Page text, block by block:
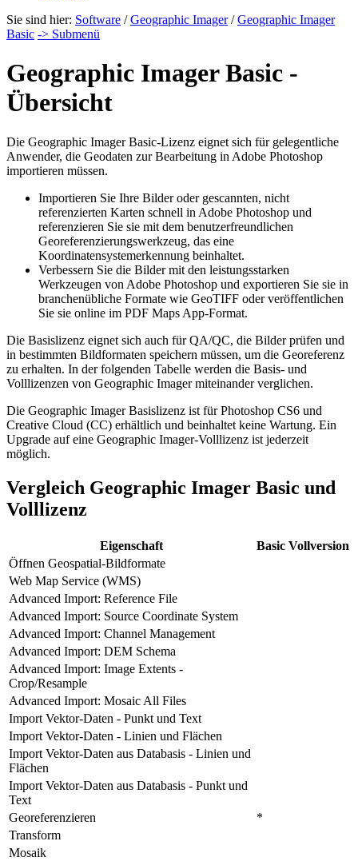
Sie sind hier: Software /Geographic Imager/Geographic Imager
Basic -> Submenü
Geographic Imager Basic -
Übersicht
Die Geographic Imager Basic-Lizenz eignet sich für gelegentliche
Anwender, die Geodaten zur Bearbeitung in Adobe Photoshop
importieren müssen.
Importieren Sie Ihre Bilder oder gescannten, nicht
referenzierten Karten schnell in Adobe Photoshop und
referenzieren Sie sie mit dem benutzerfreundlichen
Georeferenzierungswerkzeug, das eine
Koordinatensystemerkennung beinhaltet.
Verbessern Sie die Bilder mit den leistungsstarken
Werkzeugen von Adobe Photoshop und exportieren Sie sie in
branchenübliche Formate wie GeoTIFF oder veröffentlichen
Sie sie online im PDF Maps App-Format.
Die Basislizenz eignet sich auch für QA/QC, die Bilder prüfen und
in bestimmten Bildformaten speichern müssen, um die Georeferenz
zu erhalten. In der folgenden Tabelle werden die Basis- und
Volllizenzen von Geographic Imager miteinander verglichen.
Die Geographic Imager Basislizenz ist für Photoshop CS6 und
Creative Cloud (CC) erhältlich und beinhaltet keine Wartung. Ein
Upgrade auf eine Geographic Imager-Volllizenz ist jederzeit
möglich.
Vergleich Geographic Imager Basic und
Volllizenz
Eigenschaft Basic Vollversion
Öffnen Geospatial-Bildformate
Web Map Service (WMS)
Advanced Import: Reference File
Advanced Import: Source Coordinate System
Advanced Import: Channel Management
Advanced Import: DEM Schema
Advanced Import: Image Extents -
Crop/Resample
Advanced Import: Mosaic All Files
Import Vektor-Daten - Punkt und Text
Import Vektor-Daten - Linien und Flächen
Import Vektor-Daten aus Databasis - Linien und
Flächen
Import Vektor-Daten aus Databasis - Punkt und
Text
Georeferenzieren
*
Transform
Mosaik